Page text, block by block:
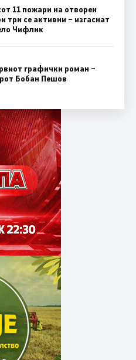
11 пожари на отворен
три се активни – изгаснат
Чифлик
графички роман –
Бобан Пешов